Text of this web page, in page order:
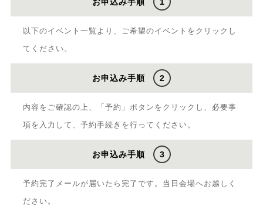
以下のイベント一覧より、ご希望のイベントをクリックし
てください。
お申込み手順 2
内容をご確認の上、「予約」ボタンをクリックし、必要事
項を入力して、予約手続きを行ってください。
お申込み手順 3
予約完了メールが届いたら完了です。当日会場へお越しく
ださい。